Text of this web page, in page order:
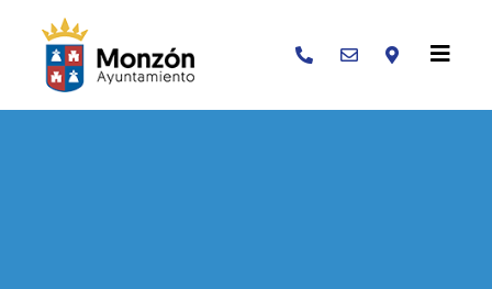
Buscar